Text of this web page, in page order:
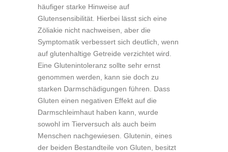
häufiger starke Hinweise auf
Glutensensibilität. Hierbei lässt sich eine
Zöliakie nicht nachweisen, aber die
Symptomatik verbessert sich deutlich, wenn
auf glutenhaltige Getreide verzichtet wird.
Eine Glutenintoleranz sollte sehr ernst
genommen werden, kann sie doch zu
starken Darmschädigungen führen. Dass
Gluten einen negativen Effekt auf die
Darmschleimhaut haben kann, wurde
sowohl im Tierversuch als auch beim
Menschen nachgewiesen. Glutenin, eines
der beiden Bestandteile von Gluten, besitzt